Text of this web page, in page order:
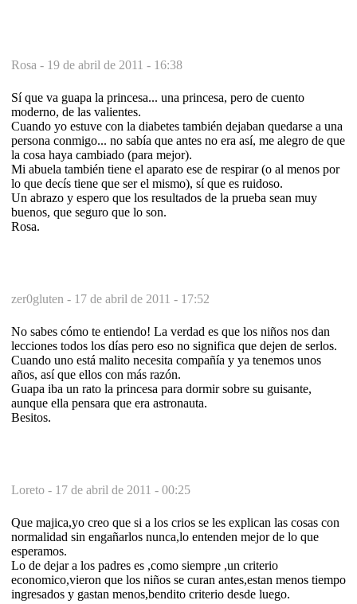
Rosa - 19 de abril de 2011 - 16:38
Sí que va guapa la princesa... una princesa, pero de cuento
moderno, de las valientes.
Cuando yo estuve con la diabetes también dejaban quedarse a una
persona conmigo... no sabía que antes no era así, me alegro de que
la cosa haya cambiado (para mejor).
Mi abuela también tiene el aparato ese de respirar (o al menos por
lo que decís tiene que ser el mismo), sí que es ruidoso.
Un abrazo y espero que los resultados de la prueba sean muy
buenos, que seguro que lo son.
Rosa.
zer0gluten - 17 de abril de 2011 - 17:52
No sabes cómo te entiendo! La verdad es que los niños nos dan
lecciones todos los días pero eso no significa que dejen de serlos.
Cuando uno está malito necesita compañía y ya tenemos unos
años, así que ellos con más razón.
Guapa iba un rato la princesa para dormir sobre su guisante,
aunque ella pensara que era astronauta.
Besitos.
Loreto - 17 de abril de 2011 - 00:25
Que majica,yo creo que si a los crios se les explican las cosas con
normalidad sin engañarlos nunca,lo entenden mejor de lo que
esperamos.
Lo de dejar a los padres es ,como siempre ,un criterio
economico,vieron que los niños se curan antes,estan menos tiempo
ingresados y gastan menos,bendito criterio desde luego.